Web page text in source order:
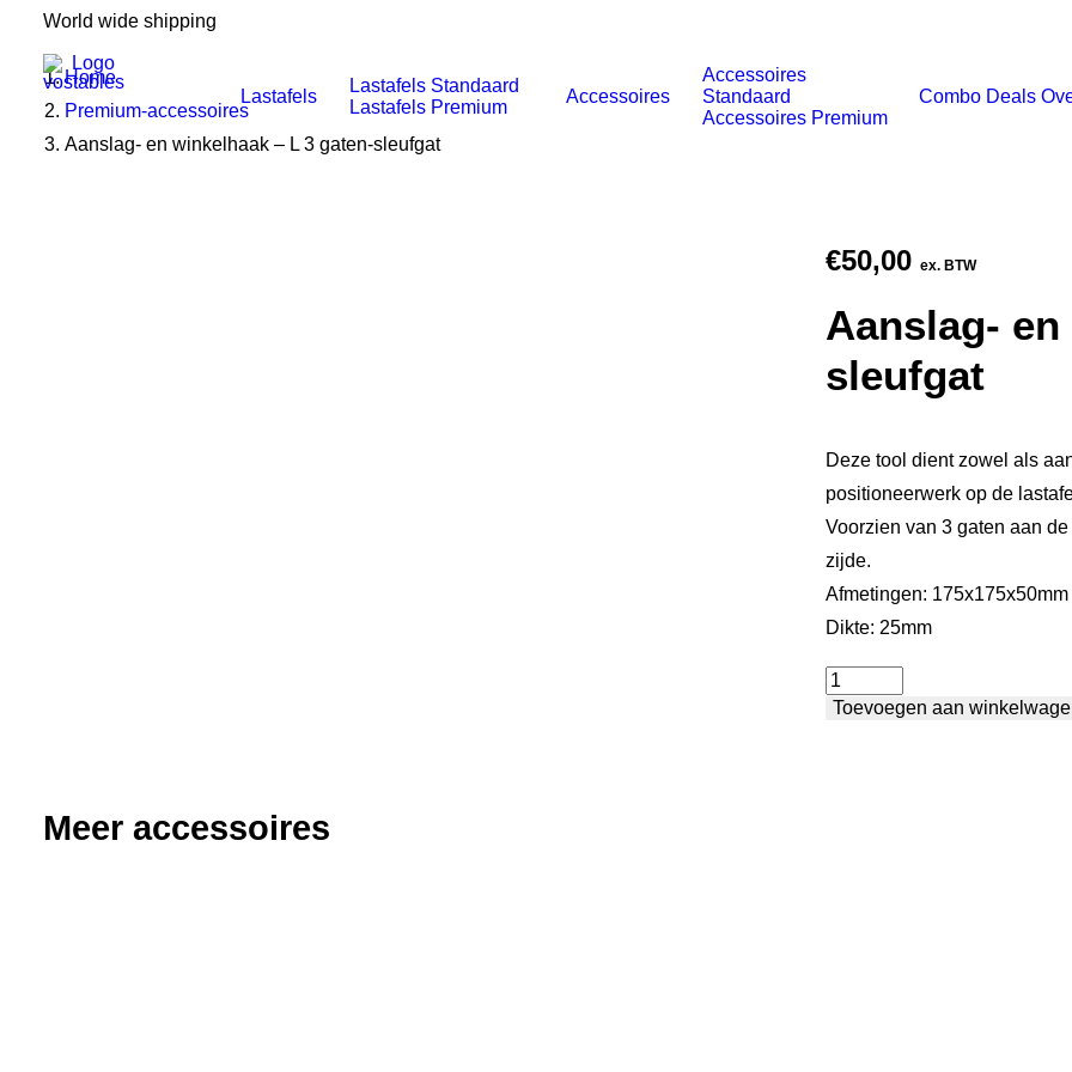
World wide shipping
Lastafels
Lastafels Standaard
Lastafels Premium
Accessoires
Accessoires
Standaard
Accessoires Premium
Combo Deals
Home
Premium-accessoires
Aanslag- en winkelhaak – L 3 gaten-sleufgat
€50,00 ex. BTW
Aanslag-
sleufgat
Deze tool dient zowel als
positioneerwerk op de
Voorzien van 3 gaten aan
zijde.
Afmetingen: 175x175x50mm
Dikte: 25mm
Aanslag-
en
Toevoegen aan
Meer accessoires